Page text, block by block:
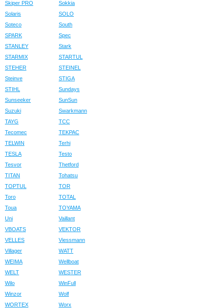
Skiper PRO
Sokkia
Solaris
SOLO
Soteco
South
SPARK
Spec
STANLEY
Stark
STARMIX
STARTUL
STEHER
STEINEL
Steinve
STIGA
STIHL
Sundays
Sunseeker
SunSun
Suzuki
Swarkmann
TAYG
TCC
Tecomec
TEKPAC
TELWIN
Terhi
TESLA
Testo
Tesvor
Thetford
TITAN
Tohatsu
TOPTUL
TOR
Toro
TOTAL
Toua
TOYAMA
Uni
Vaillant
VBOATS
VEKTOR
VELLES
Viessmann
Villager
WATT
WEIMA
Wellboat
WELT
WESTER
Wilo
WinFull
Winzor
Wolf
WORTEX
Worx